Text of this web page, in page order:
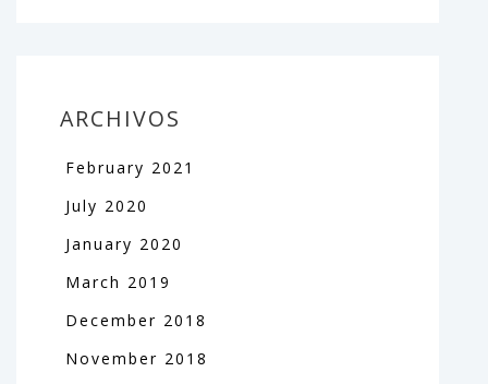
ARCHIVOS
February 2021
July 2020
January 2020
March 2019
December 2018
November 2018